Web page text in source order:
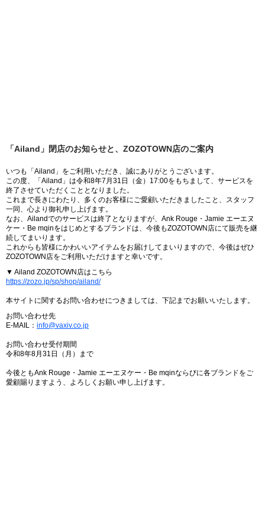
「Ailand」閉店のお知らせと、ZOZOTOWN店のご案内
いつも「Ailand」をご利用いただき、誠にありがとうございます。
この度、「Ailand」は令和8年7月31日（金）17:00をもちまして、サービスを
終了させていただくこととなりました。
これまで長きにわたり、多くのお客様にご愛顧いただきましたこと、スタッフ
一同、心より御礼申し上げます。
なお、Ailandでのサービスは終了となりますが、Ank Rouge・Jamie エーエヌ
ケー・Be mqinをはじめとするブランドは、今後もZOZOTOWN店にて販売を継
続してまいります。
これからも皆様にかわいいアイテムをお届けしてまいりますので、今後はぜひ
ZOZOTOWN店をご利用いただけますと幸いです。
▼ Ailand ZOZOTOWN店はこちら
https://zozo.jp/sp/shop/ailand/
本サイトに関するお問い合わせにつきましては、下記までお願いいたします。
お問い合わせ先
E-MAIL： info@vaxiv.co.jp
お問い合わせ受付期間
令和8年8月31日（月）まで
今後ともAnk Rouge・Jamie エーエヌケー・Be mqinならびに各ブランドをご
愛顧賜りますよう、よろしくお願い申し上げます。